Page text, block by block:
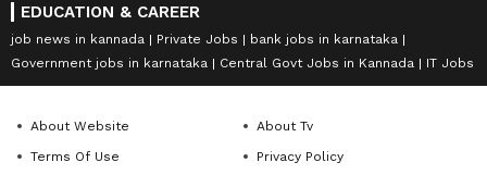
EDUCATION & CAREER
job news in kannada Private Jobs
bank jobs in karnataka
Government jobs in karnataka
Central Govt Jobs in Kannada IT Jobs
About Website
About Tv
Terms Of Use
Privacy Policy